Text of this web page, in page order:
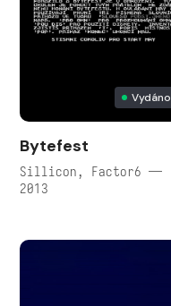
Vydáno
Bytefest
Sillicon, Factor6 —
2013